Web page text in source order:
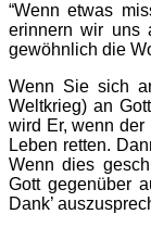
“Wenn etwas
erinnern wir uns
gewöhnlich die
Wenn Sie sich
Weltkrieg) an
wird Er, wenn
Leben retten.
Wenn dies
Gott gegenüber
Dank’